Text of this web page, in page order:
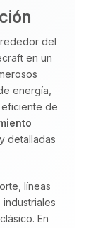
del
en un
energía,
de
detalladas
líneas
En